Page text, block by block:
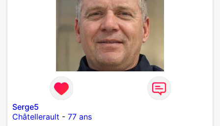
Serge5
Châtellerault - 77 ans